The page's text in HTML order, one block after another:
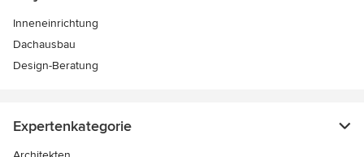
Inneneinrichtung
Dachausbau
Design-Beratung
Expertenkategorie